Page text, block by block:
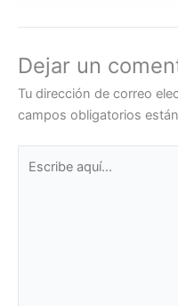
Dejar un
Tu dirección de correo
campos obligatorios
aquí...